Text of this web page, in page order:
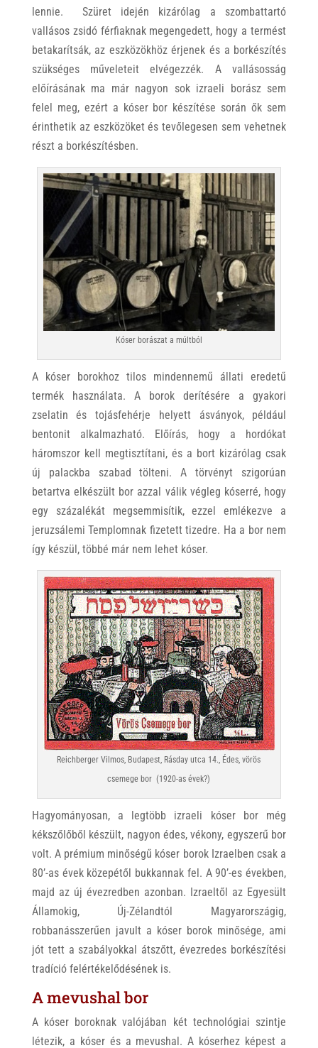
lennie. Szüret idején kizárólag a szombattartó
vallásos zsidó férfiaknak megengedett, hogy a termést
betakarítsák, az eszközökhöz érjenek és a borkészítés
szükséges műveleteit elvégezzék. A vallásosság
előírásának ma már nagyon sok izraeli borász sem
felel meg, ezért a kóser bor készítése során ők sem
érinthetik az eszközöket és tevőlegesen sem vehetnek
részt a borkészítésben.
Kóser borászat a múltból
A kóser borokhoz tilos mindennemű állati eredetű
termék használata. A borok derítésére a gyakori
zselatin és tojásfehérje helyett ásványok, például
bentonit alkalmazható. Előírás, hogy a hordókat
háromszor kell megtisztítani, és a bort kizárólag csak
új palackba szabad tölteni. A törvényt szigorúan
betartva elkészült bor azzal válik végleg kóserré, hogy
egy százalékát megsemmisítik, ezzel emlékezve a
jeruzsálemi Templomnak fizetett tizedre. Ha a bor nem
így készül, többé már nem lehet kóser.
Reichberger Vilmos, Budapest, Rásday utca 14., Édes, vörös
csemege bor (1920-as évek?)
Hagyományosan, a legtöbb izraeli kóser bor még
kékszőlőből készült, nagyon édes, vékony, egyszerű bor
volt. A prémium minőségű kóser borok Izraelben csak a
80’-as évek közepétől bukkannak fel. A 90’-es években,
majd az új évezredben azonban. Izraeltől az Egyesült
Államokig, Új-Zélandtól Magyarországig,
robbanásszerűen javult a kóser borok minősége, ami
jót tett a szabályokkal átszőtt, évezredes borkészítési
tradíció felértékelődésének is.
A mevushal bor
A kóser boroknak valójában két technológiai szintje
létezik, a kóser és a mevushal. A kóserhez képest a